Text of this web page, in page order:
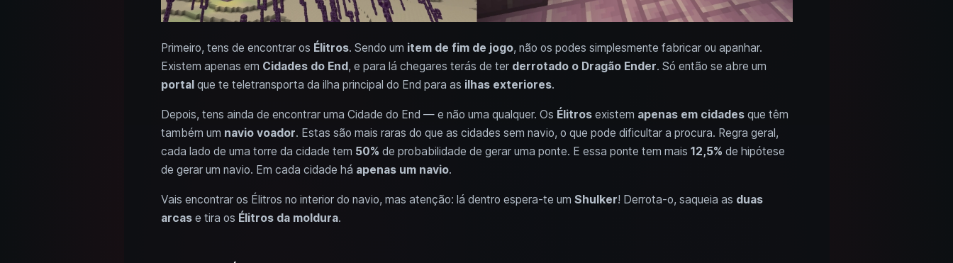
Primeiro, tens de encontrar os Élitros. Sendo um item de fim de jogo, não os podes simplesmente fabricar ou apanhar.
Existem apenas em Cidades do End, e para lá chegares terás de ter derrotado o Dragão Ender. Só então se abre um
portalque te teletransporta da ilha principal do End para as ilhas exteriores.
Depois, tens ainda de encontrar uma Cidade do End — e não uma qualquer. Os Élitrosexistem apenas em cidadesque têm
também um navio voador. Estas são mais raras do que as cidades sem navio, o que pode dificultar a procura. Regra geral,
cada lado de uma torre da cidade tem 50% de probabilidade de gerar uma ponte. E essa ponte tem mais 12,5% de hipótese
de gerar um navio. Em cada cidade há apenas um navio.
Vais encontrar os Élitros no interior do navio, mas atenção: lá dentro espera-te um Shulker! Derrota-o, saqueia as duas
arcase tira os Élitros da moldura.